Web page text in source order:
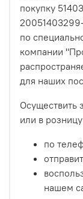
покупку
по
компании
для наших
Осуществить
или в
по
нашем